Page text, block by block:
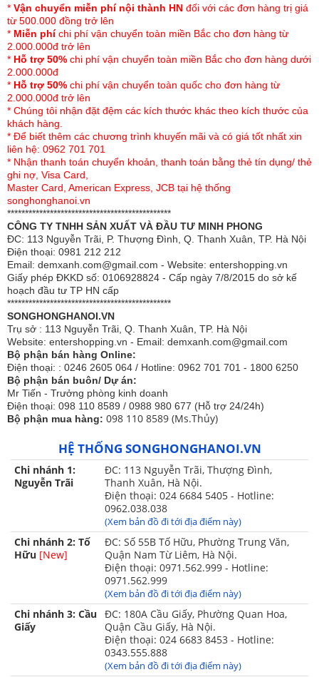
- Có khả năng kháng cháy
- Bề mặt tiếp xúc luôn được làm sạch do đó da luôn được
bảo vệ an toàn tuyệt đối, cải thiện quá trình tuần hoàn
máu, lưu thông khí huyết
- Hỗ trợ quá trình phân tán nhiệt lượng cơ thể đảm bảo
cân bằng nhiệt độ và duy trì độ ẩm
- Sản phẩm an toàn thân thiện do có nguồn gốc từ tự
nhiên
- Đệm gấp 3 mảnh tiện lợi cho việc sử dụng cũng như di
chuyển
- Bảo hành chính hãng 5 năm
- Đệm thiết kể vỏ vải gấm đa dạng màu sắc họa tiết
* Vận chuyển miễn phí nội thành HN đối với các đơn hàng trị giá
từ 500.000 đồng trở lên
* Miễn phíchi phí vận chuyển toàn miền Bắc cho đơn hàng từ
2.000.000đ trở lên
* Hỗ trợ 50% chi phí vận chuyển toàn miền Bắc cho đơn hàng dưới
2.000.000đ
* Hỗ trợ 50% chi phí vận chuyển toàn quốc cho đơn hàng từ
2.000.000đ trở lên
* Chúng tôi nhận đặt đệm các kích thước khác theo kích thước của
khách hàng.
* Để biết thêm các chương trình khuyến mãi và có giá tốt nhất xin
liên hệ: 0962 701 701
* Nhận thanh toán chuyển khoản, thanh toán bằng thẻ tín dụng/ thẻ
ghi nợ, Visa Card,
Master Card, American Express, JCB tại hệ thống
songhonghanoi.vn
**********************************************
CÔNG TY TNHH SẢN XUẤT VÀ ĐẦU TƯ MINH PHONG
ĐC: 113 Nguyễn Trãi, P. Thượng Đình, Q. Thanh Xuân, TP. Hà Nội
Điện thoại: 0981 212 212
Email: demxanh.com@gmail.com - Website: entershopping.vn
Giấy phép ĐKKD số: 0106928824 - Cấp ngày 7/8/2015 do sở kế
hoạch đầu tư TP HN cấp
**********************************************
SONGHONGHANOI.VN
Trụ sở : 113 Nguyễn Trãi, Q. Thanh Xuân, TP. Hà Nội
Website: entershopping.vn - Email: demxanh.com@gmail.com
Bộ phận bán hàng Online:
Điện thoại: : 0246 2605 064 / Hotline: 0962 701 701 - 1800 6250
Bộ phận bán buôn/ Dự án:
Mr Tiến - Trưởng phòng kinh doanh
Điện thoại: 098 110 8589 / 0988 980 677 (Hỗ trợ 24/24h)
Bộ phận mua hàng: 098 110 8589 (Ms.Thủy)
HỆ THỐNG SONGHONGHANOI.VN
Chi nhánh 1:
Nguyễn Trãi
ĐC: 113 Nguyễn Trãi, Thượng Đình,
Thanh Xuân, Hà Nội.
Điện thoại: 024 6684 5405 - Hotline:
0962.038.038
(Xem bản đồ đi tới địa điểm này)
Chi nhánh 2: Tố
Hữu [New]
ĐC: Số 55B Tố Hữu, Phường Trung Văn,
Quận Nam Từ Liêm, Hà Nội.
Điện thoại: 0971.562.999 - Hotline:
0971.562.999
(Xem bản đồ đi tới địa điểm này)
Chi nhánh 3: Cầu
Giấy
ĐC: 180A Cầu Giấy, Phường Quan Hoa,
Quận Cầu Giấy, Hà Nội.
Điện thoại: 024 6683 8453 - Hotline:
0343.555.888
(Xem bản đồ đi tới địa điểm này)